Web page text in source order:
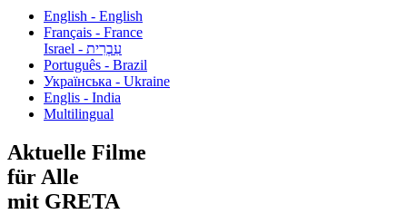
English - English
Français - France
עִבְרִית - Israel
Português - Brazil
Українська - Ukraine
Englis - India
Multilingual
Aktuelle Filme
für Alle
mit GRETA